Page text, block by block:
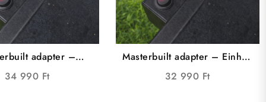
adapter –
edition
34 990 Ft
Masterbuilt adapter – Einhell
edition
32 990 Ft